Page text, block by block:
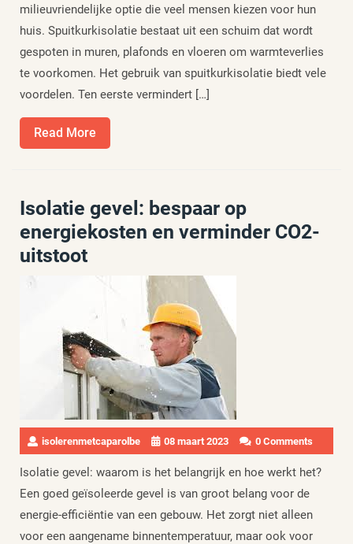
milieuvriendelijke optie die veel mensen kiezen voor hun
huis. Spuitkurkisolatie bestaat uit een schuim dat wordt
gespoten in muren, plafonds en vloeren om warmteverlies
te voorkomen. Het gebruik van spuitkurkisolatie biedt vele
voordelen. Ten eerste vermindert […]
Read More
More
Isolatie gevel: bespaar op
energiekosten en verminder CO2-
uitstoot
isolerenmetcaparolbe 08 maart 2023 0 Comments
Isolatie gevel: waarom is het belangrijk en hoe werkt het?
Een goed geïsoleerde gevel is van groot belang voor de
energie-efficiëntie van een gebouw. Het zorgt niet alleen
voor een aangename binnentemperatuur, maar ook voor